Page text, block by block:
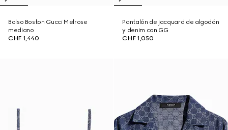
Bolso Boston Gucci Melrose
mediano
CHF 1,440
Pantalón de jacquard de algodón
y denim con GG
CHF 1,050